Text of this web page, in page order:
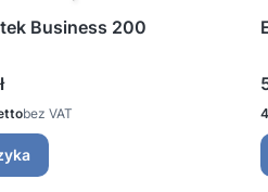
Business 200
bez VAT